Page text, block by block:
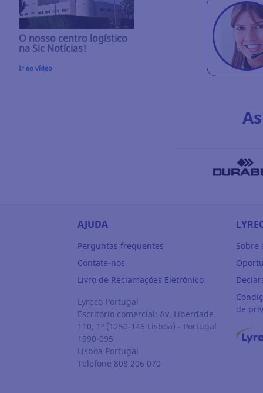
O nosso centro logístico
na Sic Notícias!
Ir ao vídeo
AJUDA
Perguntas frequentes
Contate-nos
Livro de Reclamações Eletrónico
Lyreco Portugal
Escritório comercial: Av. Liberdade
110, 1º (1250-146 Lisboa) - Portugal
1990-095
Lisboa Portugal
Telefone 808 206 070
Sobre
de